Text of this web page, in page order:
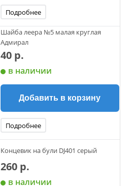
Подробнее
Шайба леера №5 малая круглая
Адмирал
40 р.
в наличии
Добавить в корзину
Подробнее
Концевик на були DJ401 серый
260 р.
в наличии